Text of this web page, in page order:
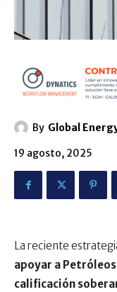
By Global
19 agosto, 2025
La reciente
apoyar a
calificación